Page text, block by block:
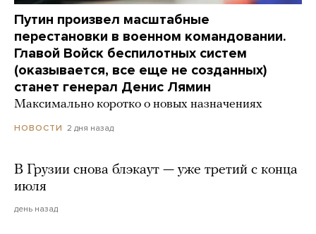
Путин произвел масштабные
перестановки в военном командовании.
Главой Войск беспилотных систем
(оказывается, все еще не созданных)
станет генерал Денис Лямин
Максимально коротко о новых назначениях
НОВОСТИ 2 дня назад
В Грузии снова блэкаут — уже третий с конца
июля
день назад